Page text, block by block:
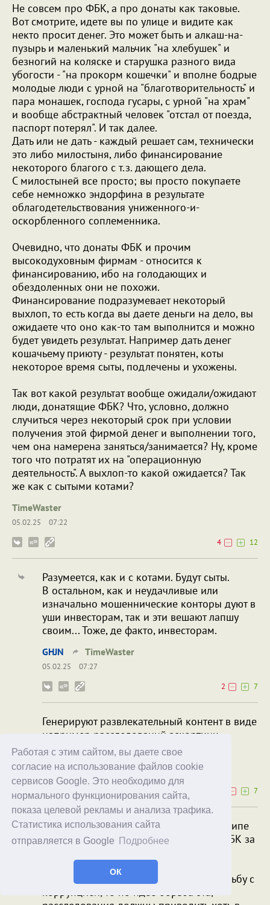
Работая с этим сайтом, вы даете свое
согласие на использование файлов cookie
сервисов Google. Это необходимо для
нормального функционирования сайта,
показа целевой рекламы и анализа трафика.
Статистика использования сайта
отправляется в Google
Подробнее
ОК
Не совсем про ФБК, а про донаты как таковые.
Вот смотрите, идете вы по улице и видите как
некто просит денег. Это может быть и алкаш-на-
пузырь и маленький мальчик "на хлебушек" и
безногий на коляске и старушка разного вида
убогости - "на прокорм кошечки" и вполне бодрые
молодые люди с урной на "благотворительность" и
пара монашек, господа гусары, с урной "на храм"
и вообще абстрактный человек "отстал от поезда,
паспорт потерял". И так далее.
Дать или не дать - каждый решает сам, технически
это либо милостыня, либо финансирование
некоторого благого с т.з. дающего дела.
С милостыней все просто; вы просто покупаете
себе немножко эндорфина в результате
облагодетельствования униженного-и-
оскорбленного соплеменника.
Очевидно, что донаты ФБК и прочим
высокодуховным фирмам - относится к
финансированию, ибо на голодающих и
обездоленных они не похожи.
Финансирование подразумевает некоторый
выхлоп, то есть когда вы даете деньги на дело, вы
ожидаете что оно как-то там выполнится и можно
будет увидеть результат. Например дать денег
кошачьему приюту - результат понятен, коты
некоторое время сыты, подлечены и ухожены.
Так вот какой результат вообще ожидали/ожидают
люди, донатящие ФБК? Что, условно, должно
случиться через некоторый срок при условии
получения этой фирмой денег и выполнении того,
чем она намерена заняться/занимается? Ну, кроме
того что потратят их на "операционную
деятельность". А выхлоп-то какой ожидается? Так
же как с сытыми котами?
TimeWaster
05.02.25
07:22
4
12
Разумеется, как и с котами. Будут сыты.
В остальном, как и неудачливые или
изначально мошеннические конторы дуют в
уши инвесторам, так и эти вешают лапшу
своим... Тоже, де факто, инвесторам.
GHJN TimeWaster
05.02.25
07:27
2
7
Генерируют развлекательный контент в виде
например расследований эскортниц.
Wizzard TimeWaster
05.02.25
08:15
7
А чегохотят донатящие? Я вот в принципе
не понимаю, чего можно ожидать от ФБК за
Если придерживаться буквы и
рассматривать их деятельность как борьбу с
коррупцией, то по идее борьба эта,